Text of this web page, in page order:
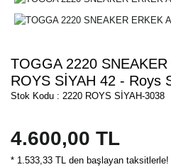
TOGGA 2220
ROYS SİYAH 42 - Roys
Stok Kodu : 2220 ROYS SİYAH-3038
4.600,00 TL
* 1.533,33 TL den başlayan taksitlerle!